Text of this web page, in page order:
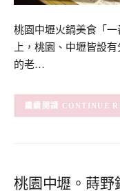
桃園中壢火鍋美食「
上，桃園、中壢皆設
的老…
CONTINUE
桃園中壢。蒔野